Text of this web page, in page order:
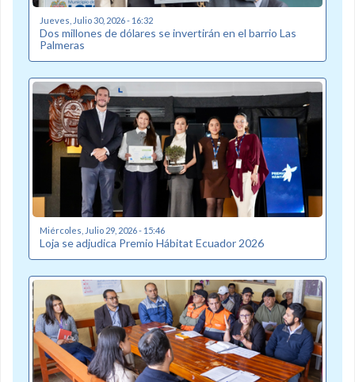
Jueves, Julio 30, 2026 - 16:32
Dos millones de dólares se invertirán en el barrio Las
Palmeras
Miércoles, Julio 29, 2026 - 15:46
Loja se adjudica Premio Hábitat Ecuador 2026